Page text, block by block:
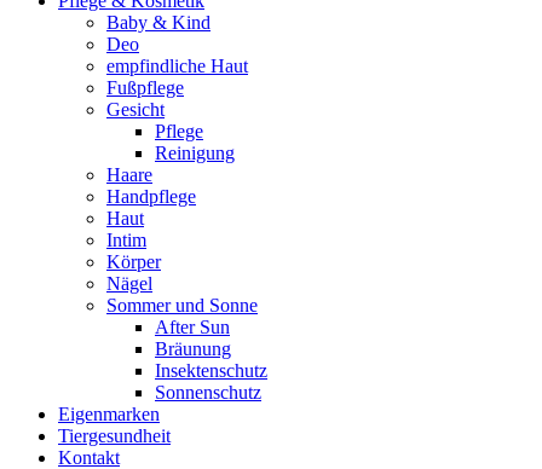
Baby & Kind
Deo
empfindliche Haut
Fußpflege
Gesicht
Pflege
Reinigung
Haare
Handpflege
Haut
Intim
Körper
Nägel
Sommer und Sonne
After Sun
Bräunung
Insektenschutz
Sonnenschutz
Eigenmarken
Tiergesundheit
Kontakt